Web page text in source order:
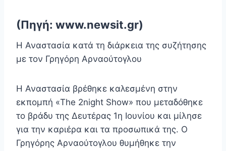
(Πηγή: www.newsit.gr)
Η Αναστασία κατά τη διάρκεια της συζήτησης
με τον Γρηγόρη Αρναούτογλου
Η Αναστασία βρέθηκε καλεσμένη στην
εκπομπή «The 2night Show» που μεταδόθηκε
το βράδυ της Δευτέρας 1η Ιουνίου και μίλησε
για την καριέρα και τα προσωπικά της. Ο
Γρηγόρης Αρναούτογλου θυμήθηκε την